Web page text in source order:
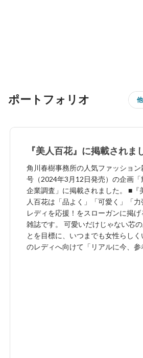
ポートフォリオ
『美人百花』に掲載されま
角川春樹事務所の人気ファッション
号（2024年3月12日発売）の企画
企業調査」に掲載されました。 ■『美人百花』とは 美
人百花は「品よく」「可愛く」「
レディを応援！をスローガンに掲
雑誌です。 可愛いだけじゃない芯
とを目標に、いつまでも女性らし
のレディへ向けて「リアルに今、参